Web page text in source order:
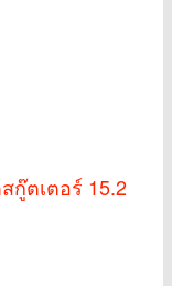
กู๊ตเตอร์ 15.2